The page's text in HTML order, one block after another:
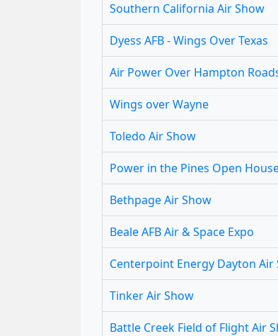
Southern California Air Show
Dyess AFB - Wings Over Texas
Air Power Over Hampton
Wings over Wayne
Toledo Air Show
Power in the Pines Open
Bethpage Air Show
Beale AFB Air & Space Expo
Centerpoint Energy Dayton Air
Tinker Air Show
Battle Creek Field of Flight Air